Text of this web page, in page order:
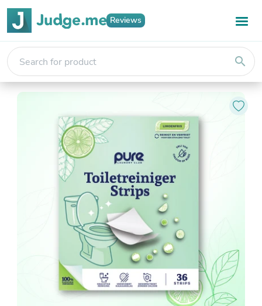
Reviews
search